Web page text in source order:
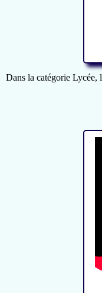
Dans la catégorie Lycée,